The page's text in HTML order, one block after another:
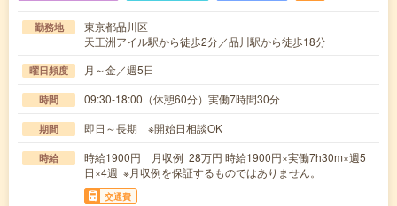
勤務地
東京都品川区
天王洲アイル駅から徒歩2分／品川駅から徒歩18分
曜日頻度 月～金／週5日
時間 09:30-18:00（休憩60分）実働7時間30分
期間 即日～長期 ※開始日相談OK
時給
時給1900円 月収例 28万円 時給1900円×実働7h30m×週5
日×4週 ※月収例を保証するものではありません。
交通費